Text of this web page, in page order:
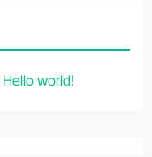
Hello world!